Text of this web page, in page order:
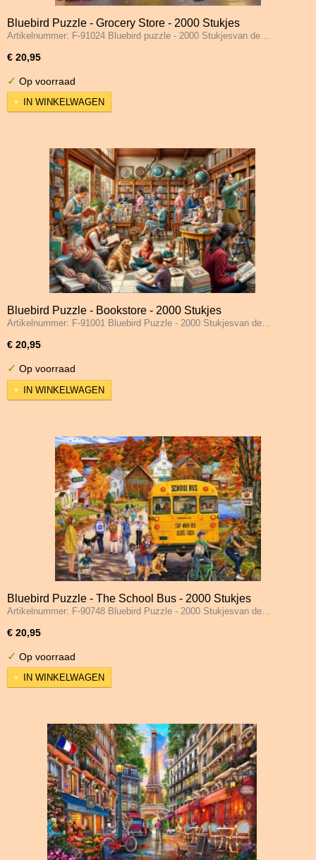
Bluebird Puzzle - Grocery Store - 2000 Stukjes
Artikelnummer: F-91024 Bluebird puzzle - 2000 Stukjesvan de…
€ 20,95
✓ Op voorraad
IN WINKELWAGEN
Bluebird Puzzle - Bookstore - 2000 Stukjes
Artikelnummer: F-91001 Bluebird Puzzle - 2000 Stukjesvan de…
€ 20,95
✓ Op voorraad
IN WINKELWAGEN
Bluebird Puzzle - The School Bus - 2000 Stukjes
Artikelnummer: F-90748 Bluebird Puzzle - 2000 Stukjesvan de…
€ 20,95
✓ Op voorraad
IN WINKELWAGEN